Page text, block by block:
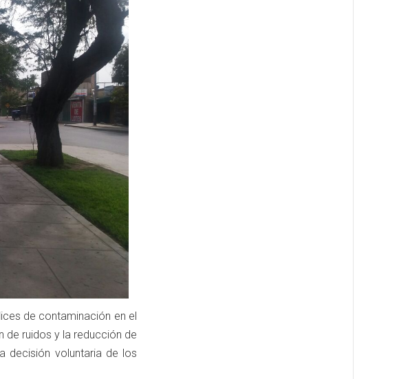
de contaminación en el
de ruidos y la reducción de
decisión voluntaria de los